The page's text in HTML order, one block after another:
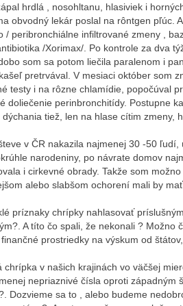
hrdlá , nosohltanu, hlasiviek i
obvodný lekár poslal na rôntgen pľúc.
peribronchiálne infiltrované zmeny ,
/Xorimax/. Po kontrole za dva
som sa potom liečila paralenom i
pretrvával. V mesiaci október som
testy i na rôzne chlamídie, popočúval
doliečenie perinbronchitídy. Postupne
tiež, len na hlase cítim zmeny,
v ČR nakazila najmenej 30 -50 ľudí,
narodeniny, po návrate domov
i cirkevné obrady. Takže som
alebo slabšom ochorení mali by
príznaky chrípky nahlasovať
A títo čo spali, že nekonali ? Možno
prostriedky na výskum od
chrípka v našich krajinách vo väčšej
nepriaznivé čísla oproti západným
Dozvieme sa to , alebo budeme